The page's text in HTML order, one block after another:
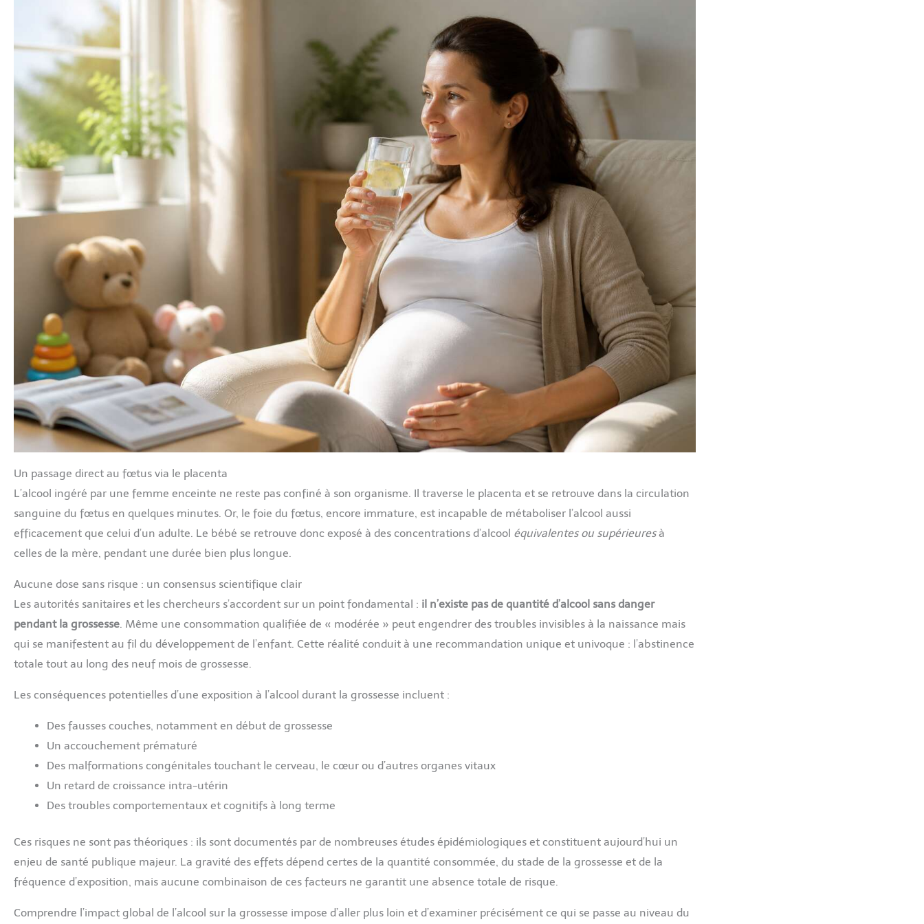
Un passage direct au fœtus via le placenta
L’alcool ingéré par une femme enceinte ne reste pas confiné à son organisme. Il traverse le placenta et se retrouve dans la circulation
sanguine du fœtus en quelques minutes. Or, le foie du fœtus, encore immature, est incapable de métaboliser l’alcool aussi
efficacement que celui d’un adulte. Le bébé se retrouve donc exposé à des concentrations d’alcool équivalentes ou supérieuresà
celles de la mère, pendant une durée bien plus longue.
Aucune dose sans risque : un consensus scientifique clair
Les autorités sanitaires et les chercheurs s’accordent sur un point fondamental : il n’existe pas de quantité d’alcool sans danger
pendant la grossesse . Même une consommation qualifiée de « modérée » peut engendrer des troubles invisibles à la naissance mais
qui se manifestent au fil du développement de l’enfant. Cette réalité conduit à une recommandation unique et univoque : l’abstinence
totale tout au long des neuf mois de grossesse.
Les conséquences potentielles d’une exposition à l’alcool durant la grossesse incluent :
Des fausses couches, notamment en début de grossesse
Un accouchement prématuré
Des malformations congénitales touchant le cerveau, le cœur ou d’autres organes vitaux
Un retard de croissance intra-utérin
Des troubles comportementaux et cognitifs à long terme
Ces risques ne sont pas théoriques : ils sont documentés par de nombreuses études épidémiologiques et constituent aujourd’hui un
enjeu de santé publique majeur. La gravité des effets dépend certes de la quantité consommée, du stade de la grossesse et de la
fréquence d’exposition, mais aucune combinaison de ces facteurs ne garantit une absence totale de risque.
Comprendre l’impact global de l’alcool sur la grossesse impose d’aller plus loin et d’examiner précisément ce qui se passe au niveau du